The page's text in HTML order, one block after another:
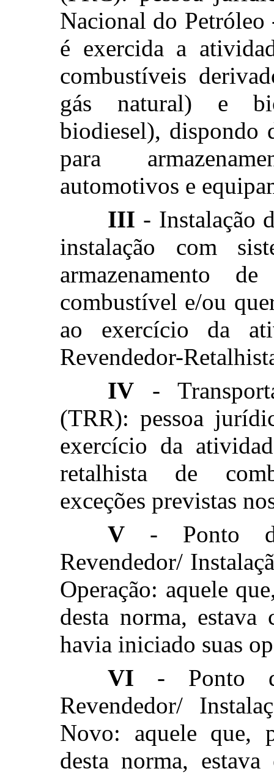
Nacional do Petróleo
é exercida a
combustíveis
gás natural) e
biodiesel), dispondo
para
automotivos e
III - Instalação
instalação com
armazenamento
combustível e/ou
ao exercício da
Revendedor-
IV -
(TRR): pessoa
exercício da
retalhista de
exceções previstas
V - Ponto de
Revendedor/
Operação: aquele
desta norma,
havia iniciado suas
VI - Ponto
Revendedor/
Novo: aquele que,
desta norma,